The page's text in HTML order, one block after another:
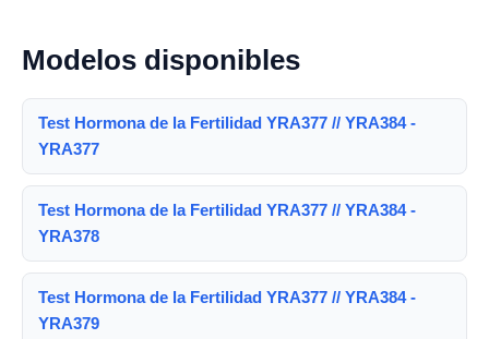
Modelos disponibles
Test Hormona de la Fertilidad YRA377 // YRA384 -
YRA377
Test Hormona de la Fertilidad YRA377 // YRA384 -
YRA378
Test Hormona de la Fertilidad YRA377 // YRA384 -
YRA379